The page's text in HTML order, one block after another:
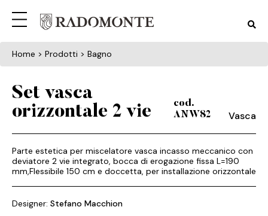
Home > Prodotti > Bagno
Set vasca
orizzontale 2 vie
cod.
ANW82
Vasca
Parte estetica per miscelatore vasca incasso meccanico con
deviatore 2 vie integrato, bocca di erogazione fissa L=190
mm,Flessibile 150 cm e doccetta, per installazione orizzontale
Designer: Stefano Macchion